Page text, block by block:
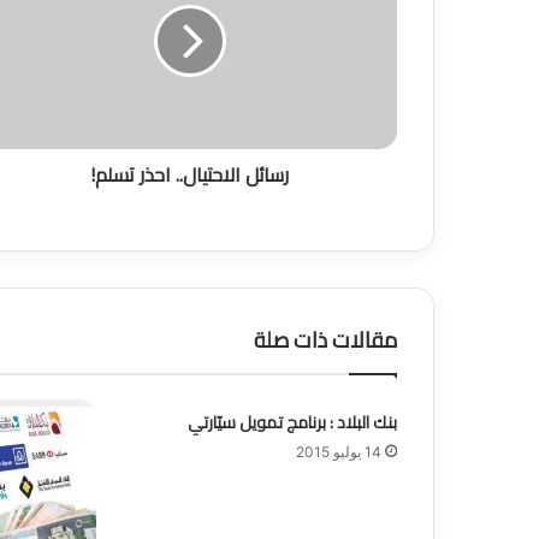
ح
ل
ح
ذ
ت
س
رسائل الاحتيال.. احذر تسلم!
مقالات ذات صلة
بنك البلاد : برنامج تمويل سيّارتي
14 يوليو 2015